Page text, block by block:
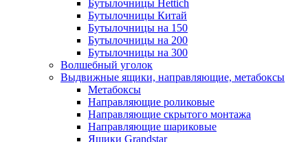
Бутылочницы Hettich
Бутылочницы Китай
Бутылочницы на 150
Бутылочницы на 200
Бутылочницы на 300
Волшебный уголок
Выдвижные ящики, направляющие, метабоксы
Метабоксы
Направляющие роликовые
Направляющие скрытого монтажа
Направляющие шариковые
Ящики Grandstar